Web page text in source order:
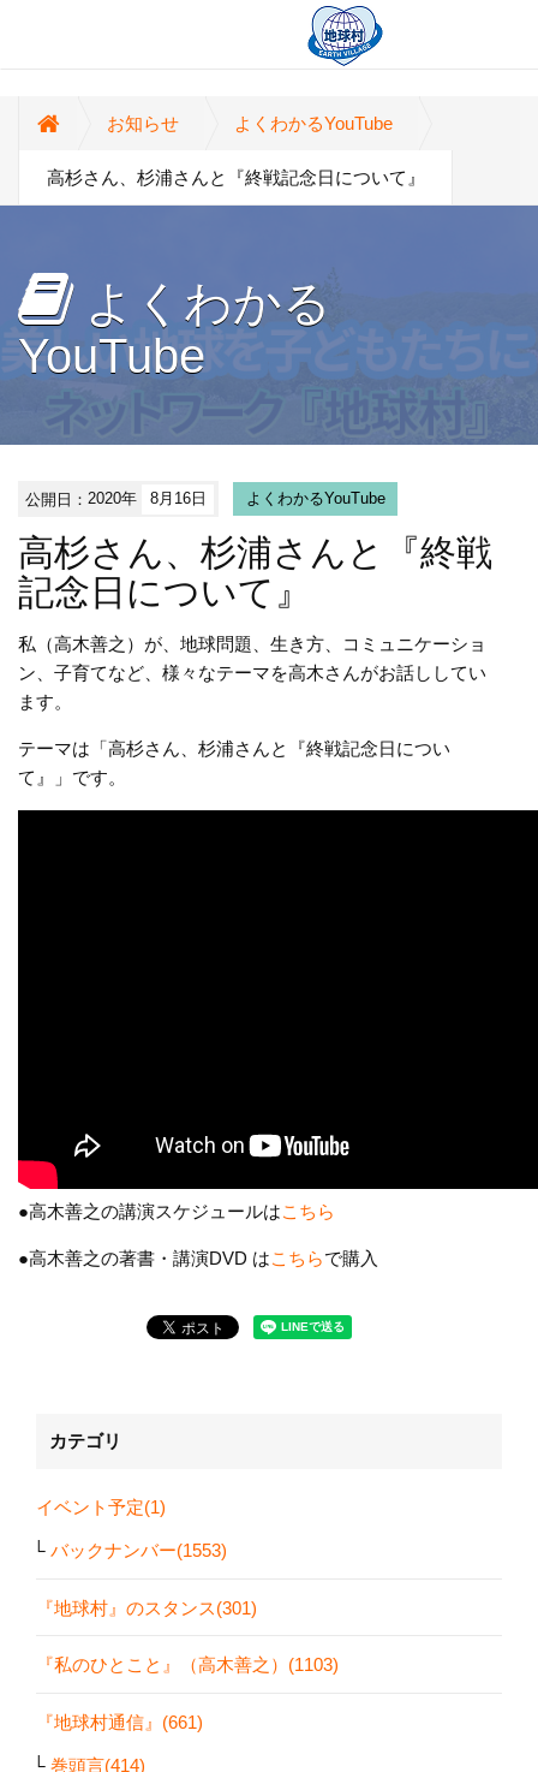
お知らせ よくわかるYouTube
高杉さん、杉浦さんと『終戦記念日について』
よくわかる
YouTube
公開日：2020年 8月16日 よくわかるYouTube
高杉さん、杉浦さんと『終戦
記念日について』
私（高木善之）が、地球問題、生き方、コミュニケーショ
ン、子育てなど、様々なテーマを高木さんがお話ししてい
ます。
テーマは「高杉さん、杉浦さんと『終戦記念日につい
て』」です。
●高木善之の講演スケジュールはこちら
●高木善之の著書・講演DVD はこちらで購入
カテゴリ
イベント予定(1)
バックナンバー(1553)
『地球村』のスタンス(301)
『私のひとこと』（高木善之）(1103)
『地球村通信』(661)
巻頭言(414)